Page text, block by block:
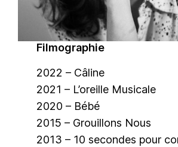
Filmographie
2022 – Câline
2021 – L’oreille Musicale
2020 – Bébé
2015 – Grouillons Nous
2013 – 10 secondes pour